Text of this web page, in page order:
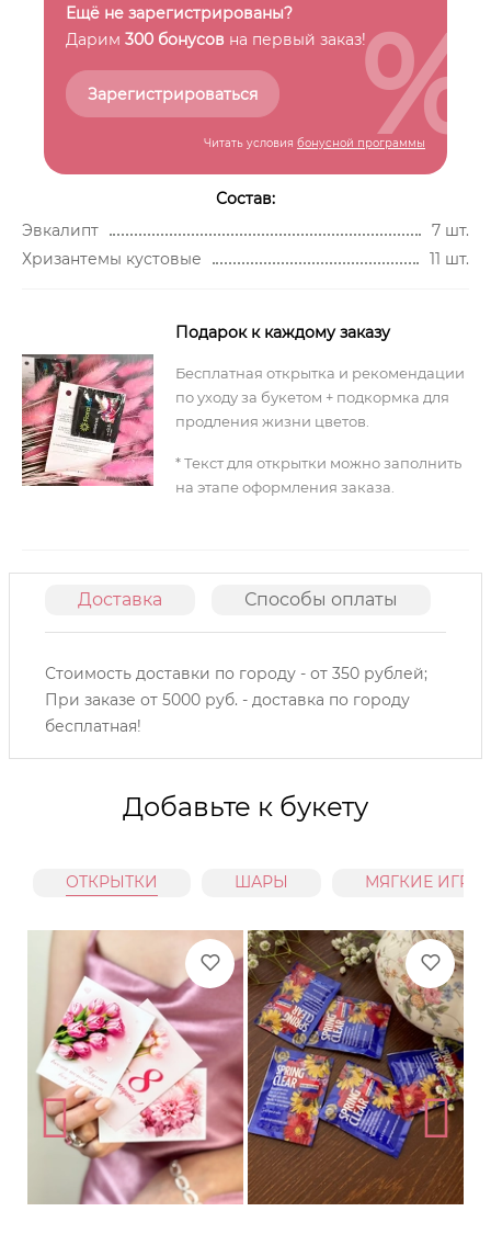
Ещё не зарегистрированы?
Дарим 300 бонусов на первый заказ!
Зарегистрироваться
Читать условия бонусной программы
%
Состав:
Эвкалипт
7 шт.
Хризантемы кустовые
11 шт.
Подарок к каждому заказу
Бесплатная открытка и рекомендации
по уходу за букетом + подкормка для
продления жизни цветов.
* Текст для открытки можно заполнить
на этапе оформления заказа.
Доставка Способы оплаты
Стоимость доставки по городу - от 350 рублей;
При заказе от 5000 руб. - доставка по городу
бесплатная!
Добавьте к букету
ОТКРЫТКИ ШАРЫ МЯГКИЕ